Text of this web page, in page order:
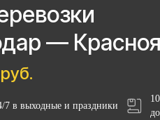
—
7 в выходные и праздники